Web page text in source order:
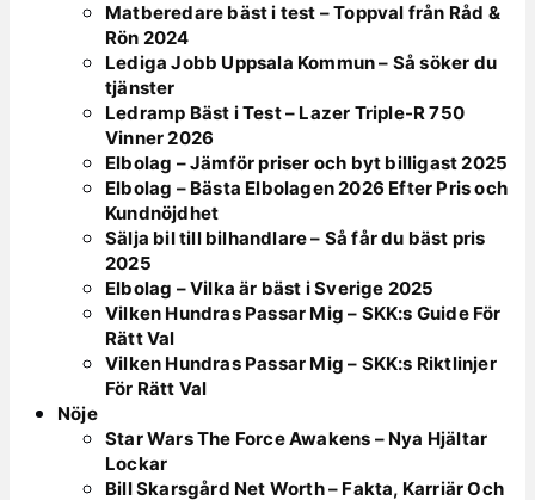
Matberedare bäst i test – Toppval från Råd &
Rön 2024
Lediga Jobb Uppsala Kommun – Så söker du
tjänster
Ledramp Bäst i Test – Lazer Triple-R 750
Vinner 2026
Elbolag – Jämför priser och byt billigast 2025
Elbolag – Bästa Elbolagen 2026 Efter Pris och
Kundnöjdhet
Sälja bil till bilhandlare – Så får du bäst pris
2025
Elbolag – Vilka är bäst i Sverige 2025
Vilken Hundras Passar Mig – SKK:s Guide För
Rätt Val
Vilken Hundras Passar Mig – SKK:s Riktlinjer
För Rätt Val
Nöje
Star Wars The Force Awakens – Nya Hjältar
Lockar
Bill Skarsgård Net Worth – Fakta, Karriär Och